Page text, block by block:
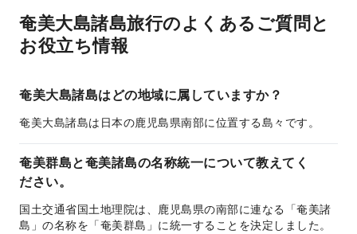
奄美大島諸島旅行のよくあるご質問と
お役立ち情報
奄美大島諸島はどの地域に属していますか？
奄美大島諸島は日本の鹿児島県南部に位置する島々です。
奄美群島と奄美諸島の名称統一について教えてく
ださい。
国土交通省国土地理院は、鹿児島県の南部に連なる「奄美諸
島」の名称を「奄美群島」に統一することを決定しました。